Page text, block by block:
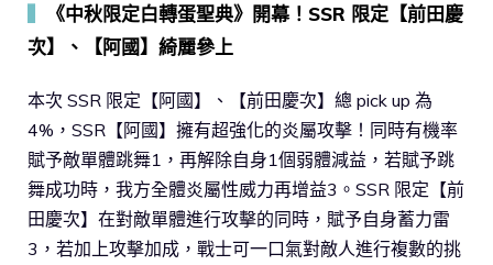
《中秋限定白轉蛋聖典》開幕！SSR 限定【前田慶
次】、【阿國】綺麗參上
本次 SSR 限定【阿國】、【前田慶次】總 pick up 為
4%，SSR【阿國】擁有超強化的炎屬攻擊！同時有機率
賦予敵單體跳舞1，再解除自身1個弱體減益，若賦予跳
舞成功時，我方全體炎屬性威力再增益3。SSR 限定【前
田慶次】在對敵單體進行攻擊的同時，賦予自身蓄力雷
3，若加上攻擊加成，戰士可一口氣對敵人進行複數的挑